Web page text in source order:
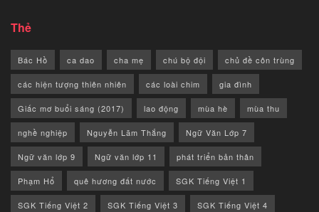
Thẻ
Bác Hồ ca dao cha mẹ chú bộ đội chủ đề côn trùng
các hiện tượng thiên nhiên các loài chim gia đình
Giấc mơ buổi sáng (2017) lao động mùa hè mùa thu
nghề nghiệp Nguyễn Lãm Thắng Ngữ Văn Lớp 7
Ngữ văn lớp 9 Ngữ văn lớp 11 phát triển bản thân
Phạm Hổ quê hương đất nước SGK Tiếng Việt 1
SGK Tiếng Việt 2 SGK Tiếng Việt 3 SGK Tiếng Việt 4